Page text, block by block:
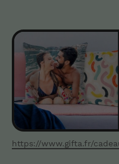
https://www.gifta.fr/